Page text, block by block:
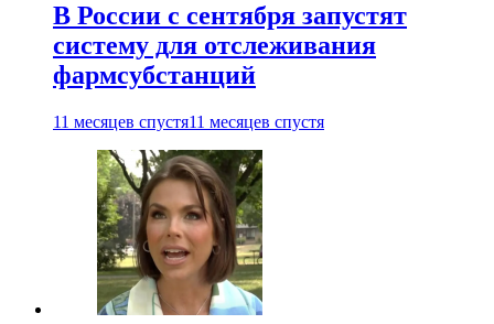
В России с сентября запустят
систему для отслеживания
фармсубстанций
11 месяцев спустя11 месяцев спустя